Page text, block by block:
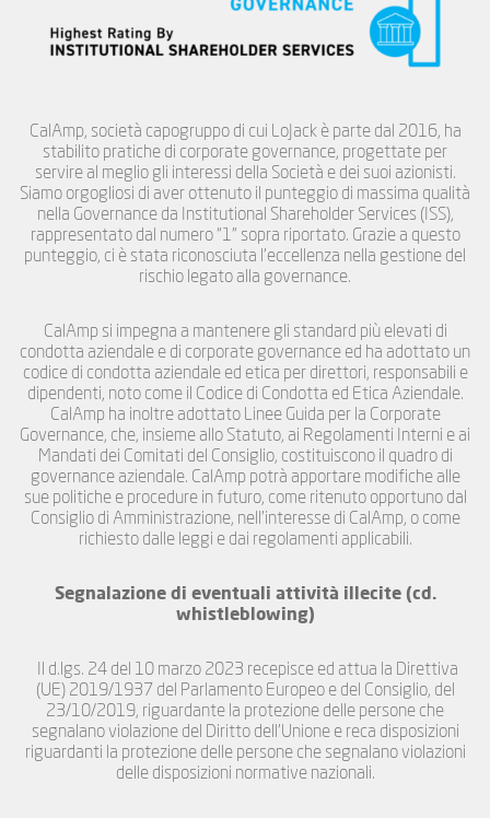
CalAmp, società capogruppo di cui LoJack è parte dal 2016, ha
stabilito pratiche di corporate governance, progettate per
servire al meglio gli interessi della Società e dei suoi azionisti.
Siamo orgogliosi di aver ottenuto il punteggio di massima qualità
nella Governance da Institutional Shareholder Services (ISS),
rappresentato dal numero “1” sopra riportato. Grazie a questo
punteggio, ci è stata riconosciuta l’eccellenza nella gestione del
rischio legato alla governance.
CalAmp si impegna a mantenere gli standard più elevati di
condotta aziendale e di corporate governance ed ha adottato un
codice di condotta aziendale ed etica per direttori, responsabili e
dipendenti, noto come il Codice di Condotta ed Etica Aziendale.
CalAmp ha inoltre adottato Linee Guida per la Corporate
Governance, che, insieme allo Statuto, ai Regolamenti Interni e ai
Mandati dei Comitati del Consiglio, costituiscono il quadro di
governance aziendale. CalAmp potrà apportare modifiche alle
sue politiche e procedure in futuro, come ritenuto opportuno dal
Consiglio di Amministrazione, nell’interesse di CalAmp, o come
richiesto dalle leggi e dai regolamenti applicabili.
Segnalazione di eventuali attività illecite (cd.
whistleblowing)
Il d.lgs. 24 del 10 marzo 2023 recepisce ed attua la Direttiva
(UE) 2019/1937 del Parlamento Europeo e del Consiglio, del
23/10/2019, riguardante la protezione delle persone che
segnalano violazione del Diritto dell’Unione e reca disposizioni
riguardanti la protezione delle persone che segnalano violazioni
delle disposizioni normative nazionali.